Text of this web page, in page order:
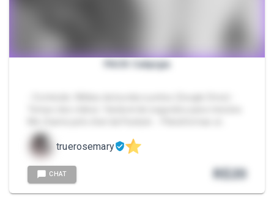
PACK Calipígia
truerosemary
CHAT R$20